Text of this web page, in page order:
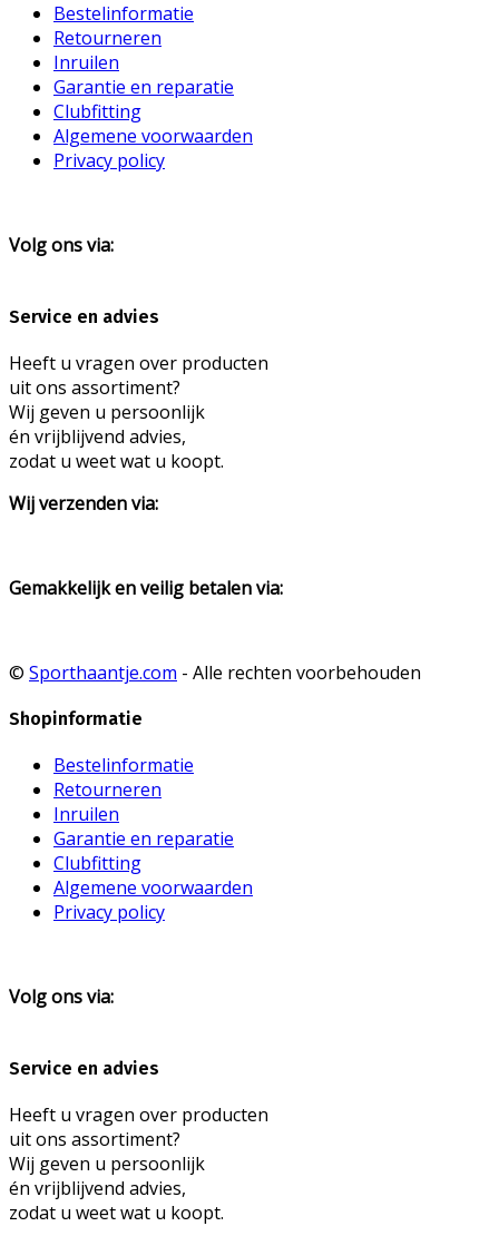
Bestelinformatie
Retourneren
Inruilen
Garantie en reparatie
Clubfitting
Algemene voorwaarden
Privacy policy
Volg ons via:
Service en advies
Heeft u vragen over producten
uit ons assortiment?
Wij geven u persoonlijk
én vrijblijvend advies,
zodat u weet wat u koopt.
Wij verzenden via:
Gemakkelijk en veilig betalen via:
© Sporthaantje.com - Alle rechten voorbehouden
Shopinformatie
Bestelinformatie
Retourneren
Inruilen
Garantie en reparatie
Clubfitting
Algemene voorwaarden
Privacy policy
Volg ons via:
Service en advies
Heeft u vragen over producten
uit ons assortiment?
Wij geven u persoonlijk
én vrijblijvend advies,
zodat u weet wat u koopt.